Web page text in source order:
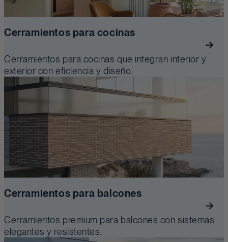
Cerramientos para cocinas
Cerramientos para cocinas que integran interior y
exterior con eficiencia y diseño.
Cerramientos para balcones
Cerramientos premium para balcones con sistemas
elegantes y resistentes.